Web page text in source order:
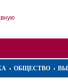
ОБЩЕСТВО